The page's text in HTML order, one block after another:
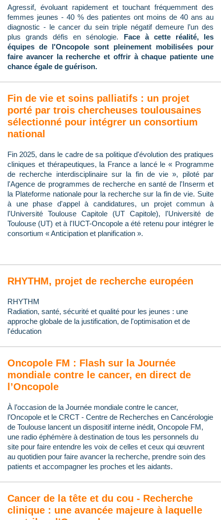
Agressif, évoluant rapidement et touchant fréquemment des
femmes jeunes - 40 % des patientes ont moins de 40 ans au
diagnostic - le cancer du sein triple négatif demeure l’un des
plus grands défis en sénologie. Face à cette réalité, les
équipes de l'Oncopole sont pleinement mobilisées pour
faire avancer la recherche et offrir à chaque patiente une
chance égale de guérison.
Fin de vie et soins palliatifs : un projet
porté par trois chercheuses toulousaines
sélectionné pour intégrer un consortium
national
Fin 2025, dans le cadre de sa politique d'évolution des pratiques
cliniques et thérapeutiques, la France a lancé le « Programme
de recherche interdisciplinaire sur la fin de vie », piloté par
l'Agence de programmes de recherche en santé de l'Inserm et
la Plateforme nationale pour la recherche sur la fin de vie. Suite
à une phase d'appel à candidatures, un projet commun à
l'Université Toulouse Capitole (UT Capitole), l'Université de
Toulouse (UT) et à l'IUCT-Oncopole a été retenu pour intégrer le
consortium « Anticipation et planification ».
RHYTHM, projet de recherche européen
RHYTHM
Radiation, santé, sécurité et qualité pour les jeunes : une
approche globale de la justification, de l'optimisation et de
l'éducation
Oncopole FM : Flash sur la Journée
mondiale contre le cancer, en direct de
l’Oncopole
À l’occasion de la Journée mondiale contre le cancer,
l’Oncopole et le CRCT - Centre de Recherches en Cancérologie
de Toulouse lancent un dispositif interne inédit, Oncopole FM,
une radio éphémère à destination de tous les personnels du
site pour faire entendre les voix de celles et ceux qui œuvrent
au quotidien pour faire avancer la recherche, prendre soin des
patients et accompagner les proches et les aidants.
Cancer de la tête et du cou - Recherche
clinique : une avancée majeure à laquelle